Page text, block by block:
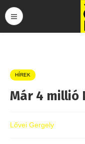
HÍREK
Már 4 millió
Lővei Gergely